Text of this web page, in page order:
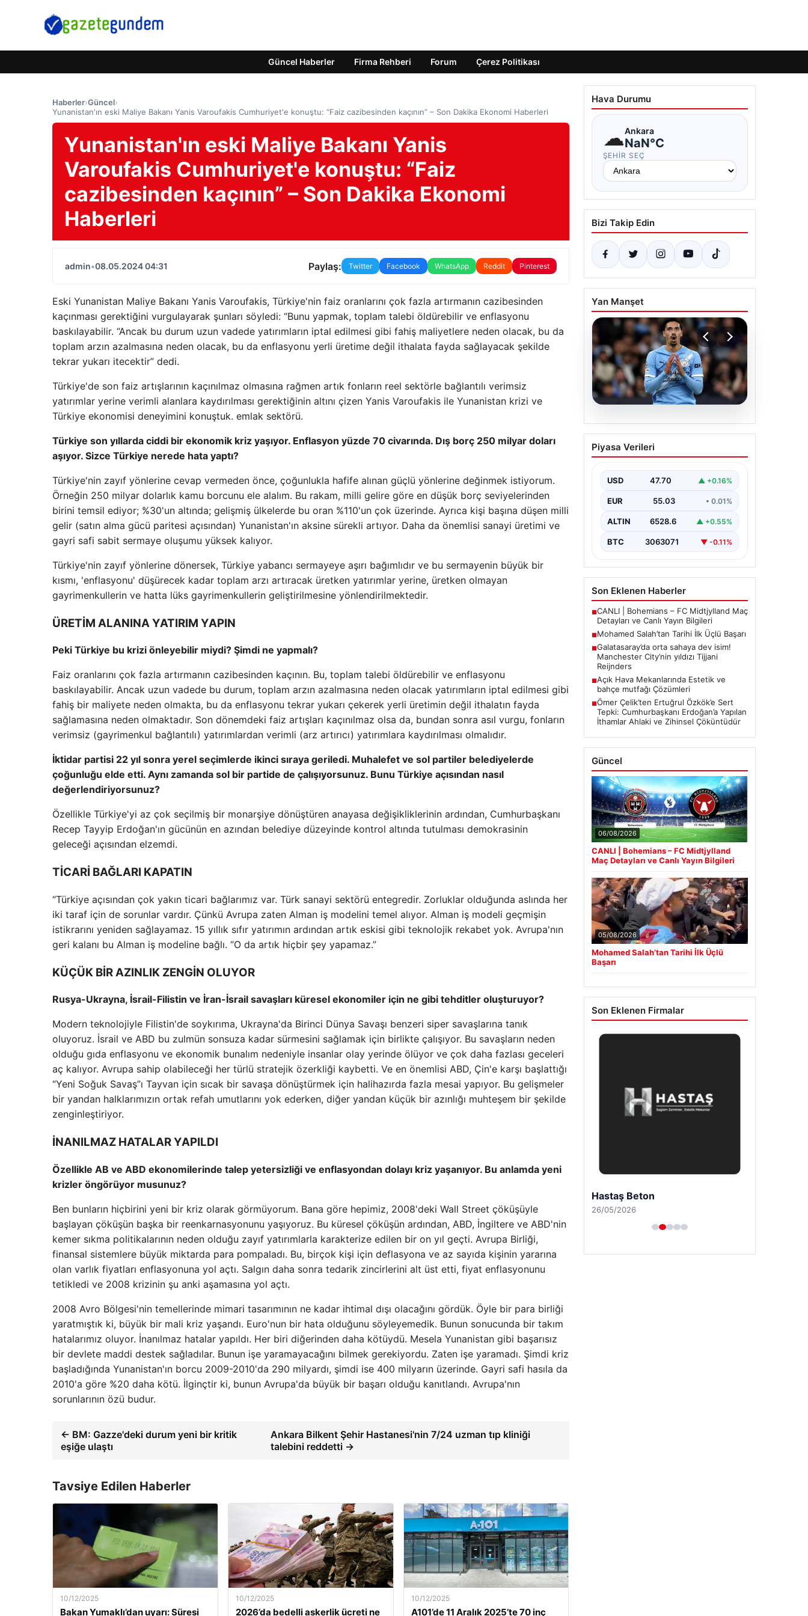
Güncel Haberler Firma Rehberi Forum Çerez Politikası
Haberler›Güncel›
Yunanistan'ın eski Maliye Bakanı Yanis Varoufakis Cumhuriyet'e konuştu: “Faiz cazibesinden kaçının” – Son Dakika Ekonomi Haberleri
Yunanistan'ın eski Maliye Bakanı Yanis
Varoufakis Cumhuriyet'e konuştu: “Faiz
cazibesinden kaçının” – Son Dakika Ekonomi
Haberleri
admin•08.05.2024 04:31 Paylaş: Twitter Facebook WhatsApp Reddit Pinterest
Eski Yunanistan Maliye Bakanı Yanis Varoufakis, Türkiye'nin faiz oranlarını çok fazla artırmanın cazibesinden
kaçınması gerektiğini vurgulayarak şunları söyledi: “Bunu yapmak, toplam talebi öldürebilir ve enflasyonu
baskılayabilir. “Ancak bu durum uzun vadede yatırımların iptal edilmesi gibi fahiş maliyetlere neden olacak, bu da
toplam arzın azalmasına neden olacak, bu da enflasyonu yerli üretime değil ithalata fayda sağlayacak şekilde
tekrar yukarı itecektir” dedi.
Türkiye'de son faiz artışlarının kaçınılmaz olmasına rağmen artık fonların reel sektörle bağlantılı verimsiz
yatırımlar yerine verimli alanlara kaydırılması gerektiğinin altını çizen Yanis Varoufakis ile Yunanistan krizi ve
Türkiye ekonomisi deneyimini konuştuk. emlak sektörü.
Türkiye son yıllarda ciddi bir ekonomik kriz yaşıyor. Enflasyon yüzde 70 civarında. Dış borç 250 milyar doları
aşıyor. Sizce Türkiye nerede hata yaptı?
Türkiye'nin zayıf yönlerine cevap vermeden önce, çoğunlukla hafife alınan güçlü yönlerine değinmek istiyorum.
Örneğin 250 milyar dolarlık kamu borcunu ele alalım. Bu rakam, milli gelire göre en düşük borç seviyelerinden
birini temsil ediyor; %30'un altında; gelişmiş ülkelerde bu oran %110'un çok üzerinde. Ayrıca kişi başına düşen milli
gelir (satın alma gücü paritesi açısından) Yunanistan'ın aksine sürekli artıyor. Daha da önemlisi sanayi üretimi ve
gayri safi sabit sermaye oluşumu yüksek kalıyor.
Türkiye'nin zayıf yönlerine dönersek, Türkiye yabancı sermayeye aşırı bağımlıdır ve bu sermayenin büyük bir
kısmı, 'enflasyonu' düşürecek kadar toplam arzı artıracak üretken yatırımlar yerine, üretken olmayan
gayrimenkullerin ve hatta lüks gayrimenkullerin geliştirilmesine yönlendirilmektedir.
ÜRETİM ALANINA YATIRIM YAPIN
Peki Türkiye bu krizi önleyebilir miydi? Şimdi ne yapmalı?
Faiz oranlarını çok fazla artırmanın cazibesinden kaçının. Bu, toplam talebi öldürebilir ve enflasyonu
baskılayabilir. Ancak uzun vadede bu durum, toplam arzın azalmasına neden olacak yatırımların iptal edilmesi gibi
fahiş bir maliyete neden olmakta, bu da enflasyonu tekrar yukarı çekerek yerli üretimin değil ithalatın fayda
sağlamasına neden olmaktadır. Son dönemdeki faiz artışları kaçınılmaz olsa da, bundan sonra asıl vurgu, fonların
verimsiz (gayrimenkul bağlantılı) yatırımlardan verimli (arz artırıcı) yatırımlara kaydırılması olmalıdır.
İktidar partisi 22 yıl sonra yerel seçimlerde ikinci sıraya geriledi. Muhalefet ve sol partiler belediyelerde
çoğunluğu elde etti. Aynı zamanda sol bir partide de çalışıyorsunuz. Bunu Türkiye açısından nasıl
değerlendiriyorsunuz?
Özellikle Türkiye'yi az çok seçilmiş bir monarşiye dönüştüren anayasa değişikliklerinin ardından, Cumhurbaşkanı
Recep Tayyip Erdoğan'ın gücünün en azından belediye düzeyinde kontrol altında tutulması demokrasinin
geleceği açısından elzemdi.
TİCARİ BAĞLARI KAPATIN
“Türkiye açısından çok yakın ticari bağlarımız var. Türk sanayi sektörü entegredir. Zorluklar olduğunda aslında her
iki taraf için de sorunlar vardır. Çünkü Avrupa zaten Alman iş modelini temel alıyor. Alman iş modeli geçmişin
istikrarını yeniden sağlayamaz. 15 yıllık sıfır yatırımın ardından artık eskisi gibi teknolojik rekabet yok. Avrupa'nın
geri kalanı bu Alman iş modeline bağlı. “O da artık hiçbir şey yapamaz.”
KÜÇÜK BİR AZINLIK ZENGİN OLUYOR
Rusya-Ukrayna, İsrail-Filistin ve İran-İsrail savaşları küresel ekonomiler için ne gibi tehditler oluşturuyor?
Modern teknolojiyle Filistin'de soykırıma, Ukrayna'da Birinci Dünya Savaşı benzeri siper savaşlarına tanık
oluyoruz. İsrail ve ABD bu zulmün sonsuza kadar sürmesini sağlamak için birlikte çalışıyor. Bu savaşların neden
olduğu gıda enflasyonu ve ekonomik bunalım nedeniyle insanlar olay yerinde ölüyor ve çok daha fazlası geceleri
aç kalıyor. Avrupa sahip olabileceği her türlü stratejik özerkliği kaybetti. Ve en önemlisi ABD, Çin'e karşı başlattığı
“Yeni Soğuk Savaş”ı Tayvan için sıcak bir savaşa dönüştürmek için halihazırda fazla mesai yapıyor. Bu gelişmeler
bir yandan halklarımızın ortak refah umutlarını yok ederken, diğer yandan küçük bir azınlığı muhteşem bir şekilde
zenginleştiriyor.
İNANILMAZ HATALAR YAPILDI
Özellikle AB ve ABD ekonomilerinde talep yetersizliği ve enflasyondan dolayı kriz yaşanıyor. Bu anlamda yeni
krizler öngörüyor musunuz?
Ben bunların hiçbirini yeni bir kriz olarak görmüyorum. Bana göre hepimiz, 2008'deki Wall Street çöküşüyle ​​
başlayan çöküşün başka bir reenkarnasyonunu yaşıyoruz. Bu küresel çöküşün ardından, ABD, İngiltere ve ABD'nin
kemer sıkma politikalarının neden olduğu zayıf yatırımlarla karakterize edilen bir on yıl geçti. Avrupa Birliği,
finansal sistemlere büyük miktarda para pompaladı. Bu, birçok kişi için deflasyona ve az sayıda kişinin yararına
olan varlık fiyatları enflasyonuna yol açtı. Salgın daha sonra tedarik zincirlerini alt üst etti, fiyat enflasyonunu
tetikledi ve 2008 krizinin şu anki aşamasına yol açtı.
2008 Avro Bölgesi'nin temellerinde mimari tasarımının ne kadar ihtimal dışı olacağını gördük. Öyle bir para birliği
yaratmıştık ki, büyük bir mali kriz yaşandı. Euro'nun bir hata olduğunu söyleyemedik. Bunun sonucunda bir takım
hatalarımız oluyor. İnanılmaz hatalar yapıldı. Her biri diğerinden daha kötüydü. Mesela Yunanistan gibi başarısız
bir devlete maddi destek sağladılar. Bunun işe yaramayacağını bilmek gerekiyordu. Zaten işe yaramadı. Şimdi kriz
başladığında Yunanistan'ın borcu 2009-2010'da 290 milyardı, şimdi ise 400 milyarın üzerinde. Gayri safi hasıla da
2010'a göre %20 daha kötü. İlginçtir ki, bunun Avrupa'da büyük bir başarı olduğu kanıtlandı. Avrupa'nın
sorunlarının özü budur.
← BM: Gazze'deki durum yeni bir kritik
eşiğe ulaştı
Ankara Bilkent Şehir Hastanesi'nin 7/24 uzman tıp kliniği
talebini reddetti →
Tavsiye Edilen Haberler
10/12/2025
Bakan Yumaklı’dan uyarı: Süresi
10/12/2025
2026’da bedelli askerlik ücreti ne
10/12/2025
A101’de 11 Aralık 2025’te 70 inç
Hava Durumu
☁Ankara
NaN°C
ŞEHIR SEÇ
Bizi Takip Edin
Yan Manşet
04.08.2026
Galatasaray’da orta
sahaya dev isim!
yıldızı Tijjani Reijnders
Piyasa Verileri
USD 47.70 ▲ +0.16%
EUR 55.03 • 0.01%
ALTIN 6528.6 ▲ +0.55%
BTC 3063071 ▼ -0.11%
Son Eklenen Haberler
■CANLI | Bohemians – FC Midtjylland Maç
Detayları ve Canlı Yayın Bilgileri
■Mohamed Salah’tan Tarihi İlk Üçlü Başarı
■Galatasaray’da orta sahaya dev isim!
Manchester City’nin yıldızı Tijjani
Reijnders
■Açık Hava Mekanlarında Estetik ve
bahçe mutfağı Çözümleri
■Ömer Çelik’ten Ertuğrul Özkök’e Sert
Tepki: Cumhurbaşkanı Erdoğan’a Yapılan
İthamlar Ahlaki ve Zihinsel Çöküntüdür
Güncel
06/08/2026
CANLI | Bohemians – FC Midtjylland
Maç Detayları ve Canlı Yayın Bilgileri
05/08/2026
Mohamed Salah’tan Tarihi İlk Üçlü
Başarı
Son Eklenen Firmalar
Hastaş Beton
26/05/2026